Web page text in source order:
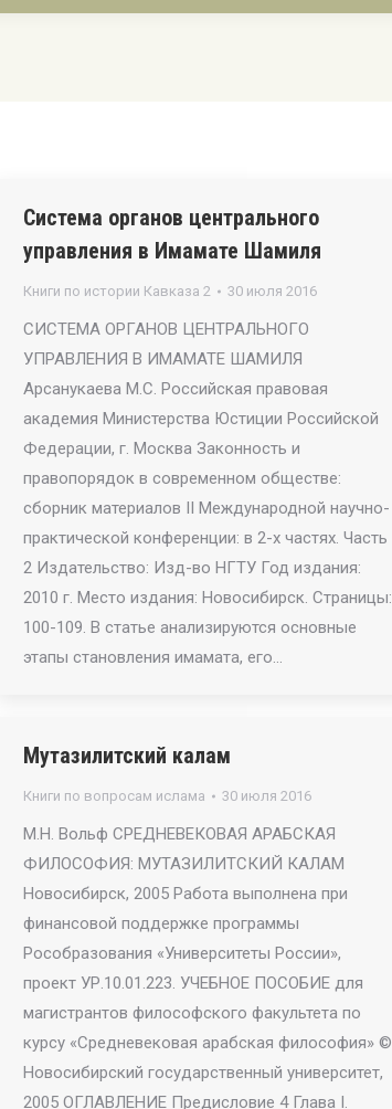
Система органов центрального
управления в Имамате Шамиля
Книги по истории Кавказа 2 30 июля 2016
СИСТЕМА ОРГАНОВ ЦЕНТРАЛЬНОГО
УПРАВЛЕНИЯ В ИМАМАТЕ ШАМИЛЯ
Арсанукаева М.С. Российская правовая
академия Министерства Юстиции Российской
Федерации, г. Москва Законность и
правопорядок в современном обществе:
сборник материалов II Международной научно-
практической конференции: в 2-х частях. Часть
2 Издательство: Изд-во НГТУ Год издания:
2010 г. Место издания: Новосибирск. Страницы:
100-109. В статье анализируются основные
этапы становления имамата, его…
Мутазилитский калам
Книги по вопросам ислама 30 июля 2016
М.Н. Вольф СРЕДНЕВЕКОВАЯ АРАБСКАЯ
ФИЛОСОФИЯ: МУТАЗИЛИТСКИЙ КАЛАМ
Новосибирск, 2005 Работа выполнена при
финансовой поддержке программы
Рособразования «Университеты России»,
проект УР.10.01.223. УЧЕБНОЕ ПОСОБИЕ для
магистрантов философского факультета по
курсу «Средневековая арабская философия» ©
Новосибирский государственный университет,
2005 ОГЛАВЛЕНИЕ Предисловие 4 Глава I.